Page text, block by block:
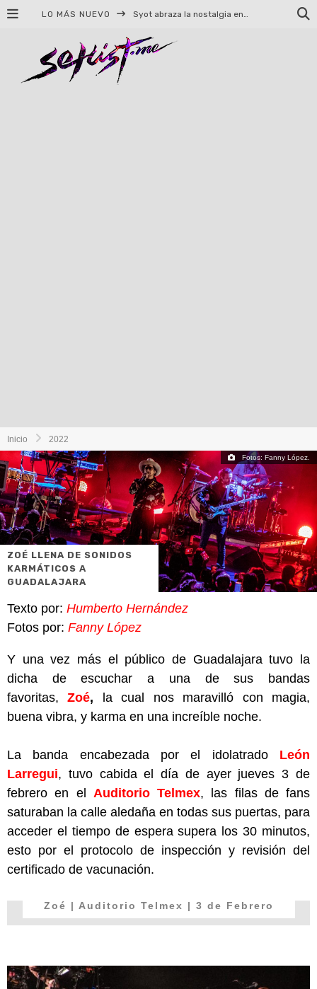
LO MÁS NUEVO Helloween celebrará 40 años de historia con conciertos en Ciudad de México y Guadalajara
Inicio 2022
Fotos: Fanny López.
ZOÉ LLENA DE SONIDOS
KARMÁTICOS A
GUADALAJARA
Texto por: Humberto Hernández
Fotos por: Fanny López
Y una vez más el público de Guadalajara tuvo la
dicha de escuchar a una de sus bandas
favoritas,
Zoé, la cual nos maravilló con magia,
buena vibra, y karma en una increíble noche.
La banda encabezada por el idolatrado León
Larregui, tuvo cabida el día de ayer jueves 3 de
febrero en el Auditorio Telmex, las filas de fans
saturaban la calle aledaña en todas sus puertas, para
acceder el tiempo de espera supera los 30 minutos,
esto por el protocolo de inspección y revisión del
certificado de vacunación.
Zoé | Auditorio Telmex | 3 de Febrero